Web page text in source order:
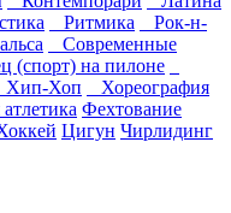
Ритмика
Рок-н-
Современные
(спорт) на пилоне
Хип-Хоп
Хореография
Фехтование
Цигун Чирлидинг